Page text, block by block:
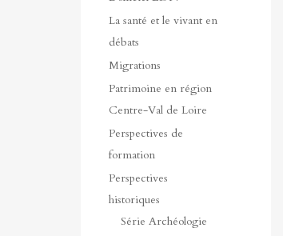
La santé et le vivant en
débats
Migrations
Patrimoine en région
Centre-Val de Loire
Perspectives de
formation
Perspectives
historiques
Série Archéologie